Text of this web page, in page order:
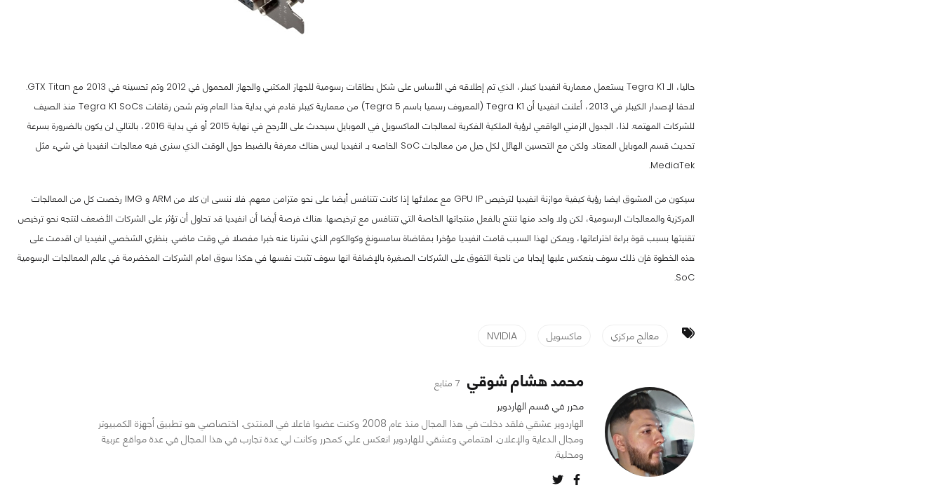
حاليا، الـ Tegra K1 يستعمل معمارية انفيديا كيبلر، الذي تم إطلاقه في الأساس على شكل بطاقات رسومية للجهاز المكتبي والجهاز المحمول في 2012 وتم تحسينه في 2013 مع GTX Titan.
لاحقا لإصدار الكيبلر في 2013، أعلنت انفيديا أن Tegra K1 (المعروف رسميا باسم Tegra 5) من معمارية كيبلر قادم في بداية هذا العام وتم شحن رقاقات Tegra K1 SoCs منذ الصيف
للشركات المهتمه. لذا، الجدول الزمني الواقعي لرؤية الملكية الفكرية لمعالجات الماكسويل في الموبايل سيحدث على الأرجح في نهاية 2015 أو في بداية 2016، بالتالي لن يكون بالضرورة بسرعة
تحديث قسم الموبايل المعتاد. ولكن مع التحسين الهائل لكل جيل من معالجات SoC الخاصه بـ انفيديا ليس هناك معرفة بالضبط حول الوقت الذي سنرى فيه معالجات انفيديا في شيء مثل
MediaTek.
سيكون من المشوق ايضا رؤية كيفية موازنة انفيديا لترخيص GPU IP مع عملائها إذا كانت تتنافس أيضا على نحو متزامن معهم. فلا ننسى ان كلا من ARM و IMG رخصت كل من المعالجات
المركزية والمعالجات الرسومية، لكن ولا واحد منها تنتج بالفعل منتجاتها الخاصة التي تتنافس مع ترخيصها. هناك فرصة أيضا أن انفيديا قد تحاول أن تؤثر على الشركات الأضعف لتتجه نحو ترخيص
تقنيتها بسبب قوة براءة اختراعاتها، ويمكن لهذا السبب قامت انفيديا مؤخرا بمقاضاة سامسونغ وكوالكوم الذي نشرنا عنه خبرا مفصلا في وقت ماضي. بنظري الشخصي انفيديا ان اقدمت على
هذه الخطوة فإن ذلك سوف ينعكس عليها إيجابا من ناحية التفوق على الشركات الصغيرة بالإضافة انها سوف تثبت نفسها في هكذا سوق امام الشركات المخضرمة في عالم المعالجات الرسومية
SoC.
معالج مركزي ماكسويل NVIDIA
محمد هشام شوقي 7 متابع
محرر في قسم الهاردوير
الهاردوير عشقي فلقد دخلت في هذا المجال منذ عام 2008 وكنت عضوا فاعلا في المنتدى. اختصاصي هو تطبيق أجهزة الكمبيوتر
ومجال الدعاية والإعلان. اهتمامي وعشقي للهاردوير انعكس علي كمحرر وكانت لي عدة تجارب في هذا المجال في عدة مواقع عربية
ومحلية.